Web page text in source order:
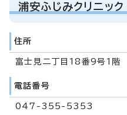
浦安ふじみクリニック
住所
富士見二丁目18番9号1階
電話番号
047-355-5353